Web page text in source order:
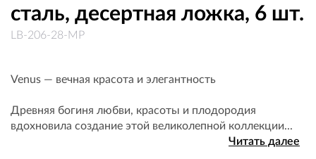
сталь, десертная ложка, 6 шт.
LB-206-28-MP
Venus — вечная красота и элегантность
Древняя богиня любви, красоты и плодородия
вдохновила создание этой великолепной коллекции...
Читать далее